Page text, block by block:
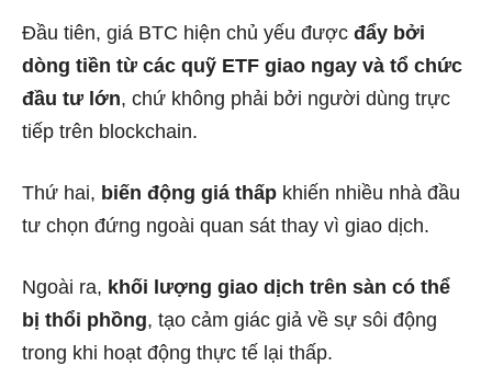
Đầu tiên, giá BTC hiện chủ yếu được đẩy bởi
dòng tiền từ các quỹ ETF giao ngay và tổ chức
đầu tư lớn, chứ không phải bởi người dùng trực
tiếp trên blockchain.
Thứ hai, biến động giá thấp khiến nhiều nhà đầu
tư chọn đứng ngoài quan sát thay vì giao dịch.
Ngoài ra, khối lượng giao dịch trên sàn có thể
bị thổi phồng, tạo cảm giác giả về sự sôi động
trong khi hoạt động thực tế lại thấp.